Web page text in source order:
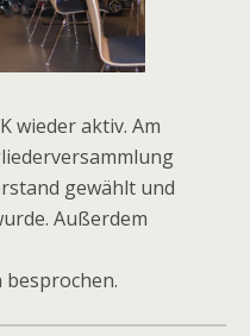
wieder aktiv. Am
gewählt und
Außerdem